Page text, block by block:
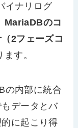
イナリログ
MariaDBのコ
2フェーズコ
す。
の内部に統合
データとバ
に起こり得